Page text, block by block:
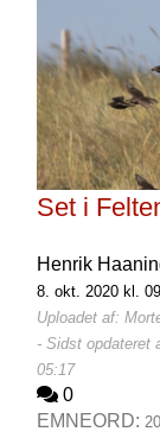
Set i
Henrik
8. okt. 2020 kl.
Uploadet af:
- Sidst opdateret
05:17
0
EMNEORD: